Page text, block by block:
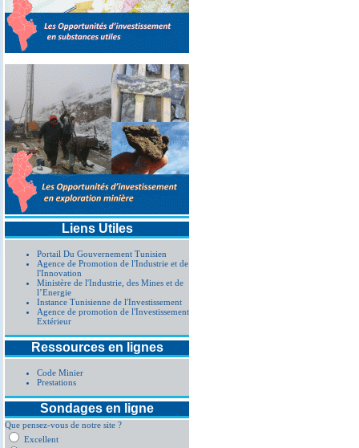
Liens Utiles
Portail Du Gouvernement Tunisien
Agence de Promotion de l'Industrie et de
l'Innovation
Ministère de l'Industrie, des Mines et de
l’Energie
Instance Tunisienne de l'Investissement
Agence de promotion de l'Investissement
Extérieur
Ressources en lignes
Code Minier
Prestations
Sondages en ligne
Que pensez-vous de notre site ?
Excellent